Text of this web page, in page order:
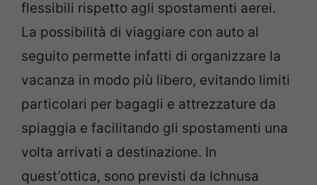
flessibili rispetto agli spostamenti aerei.
La possibilità di viaggiare con auto al
seguito permette infatti di organizzare la
vacanza in modo più libero, evitando limiti
particolari per bagagli e attrezzature da
spiaggia e facilitando gli spostamenti una
volta arrivati a destinazione. In
quest’ottica, sono previsti da Ichnusa